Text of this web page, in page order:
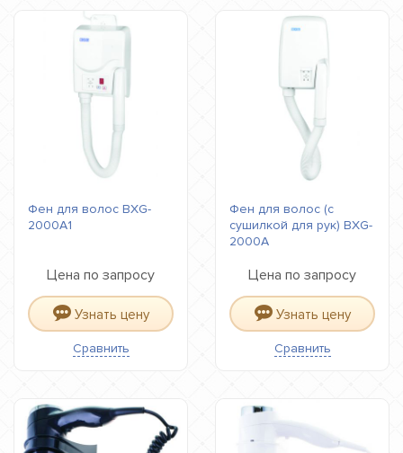
Фен для волос BXG-
2000A1
Цена по запросу
Узнать цену
Сравнить
Фен для волос (с
сушилкой для рук) BXG-
2000A
Цена по запросу
Узнать цену
Сравнить